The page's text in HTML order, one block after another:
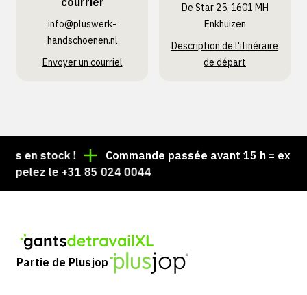
info@pluswerk­
handschoenen.nl
Envoyer un courriel
De Star 25, 1601 MH
Enkhuizen
Description de l'itinéraire
de départ
en stock !
Commande passée avant 15 h =
le +31 85 024 0044
Partie de Plusjop